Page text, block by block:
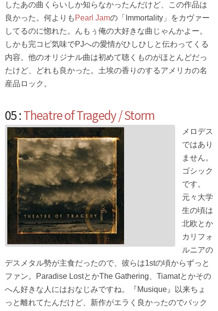
したあの曲くらいしか知らなかったんだけど、この作品は
良かった。何よりも Pearl Jamの「Immortality」をカヴァー
してるのに惚れた。んもぅ俺の大好きな曲じゃんかよー。
しかも完コピ気味でPJへの愛情がひしひしと伝わってくる
内容。他のオリジナル曲は初めて聴くものがほとんどだっ
たけど、どれも良かった。土埃の香りのするアメリカの名
産品ロック。
05 :Theatre of Tragedy / Storm
メロデス
ではあり
ません。
ゴシック
です。
元々大学
生の頃は
北欧とか
カリフォ
ルニアの
デスメタル勢が主食だったので、彼らは1stの頃からずっと
ファン。Paradise LostとかThe Gathering、Tiamatとかその
へん好きな人にはおなじみですね。『Musique』以来ちょ
っと離れてたんだけど、新作がエラく良かったのでバック